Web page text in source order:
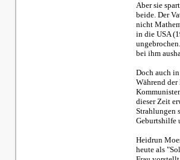
Aber sie
beide. Der
nicht
in die USA
bei ihm
Doch auch
Während
dieser Zeit
Strahlungen
Geburtshilfe
Heidrun
heute als